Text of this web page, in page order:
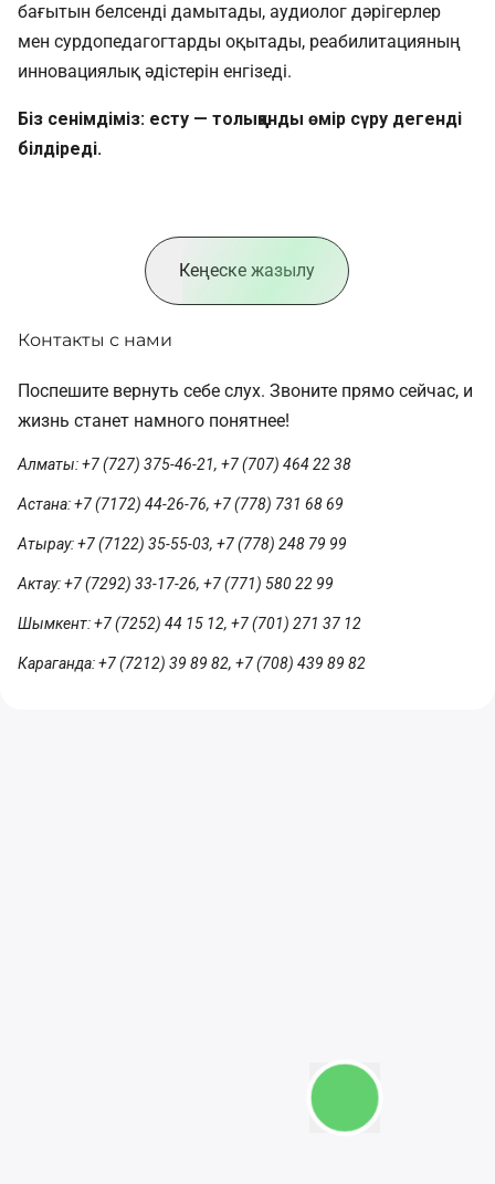
бағытын белсенді дамытады, аудиолог дәрігерлер
мен сурдопедагогтарды оқытады, реабилитацияның
инновациялық әдістерін енгізеді.
Біз сенімдіміз: есту — толыққанды өмір сүру дегенді
білдіреді.
Кеңеске жазылу
Контакты с нами
Поспешите вернуть себе слух. Звоните прямо сейчас, и
жизнь станет намного понятнее!
Алматы: +7 (727) 375-46-21, +7 (707) 464 22 38
Астана: +7 (7172) 44-26-76, +7 (778) 731 68 69
Атырау: +7 (7122) 35-55-03, +7 (778) 248 79 99
Актау: +7 (7292) 33-17-26, +7 (771) 580 22 99
Шымкент: +7 (7252) 44 15 12, +7 (701) 271 37 12
Караганда: +7 (7212) 39 89 82, +7 (708) 439 89 82